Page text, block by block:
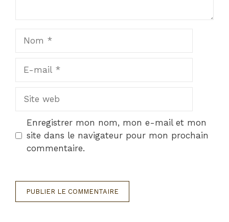
Site
Enregistrer mon nom, mon e-mail et mon
site dans le navigateur pour mon prochain
commentaire.